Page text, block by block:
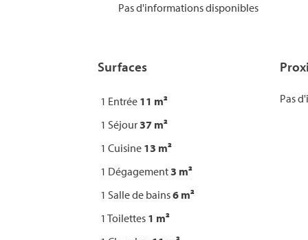
Pas d'informations disponibles
Surfaces
1 Entrée 11 m²
1 Séjour37 m²
1 Cuisine 13 m²
1 Dégagement3 m²
1 Salle de bains6 m²
1 Toilettes 1 m²
Pas